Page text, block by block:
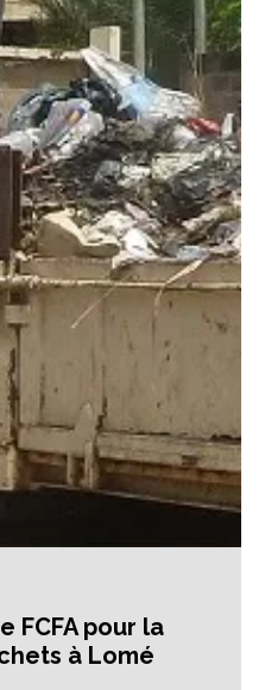
FCFA pour la
à Lomé